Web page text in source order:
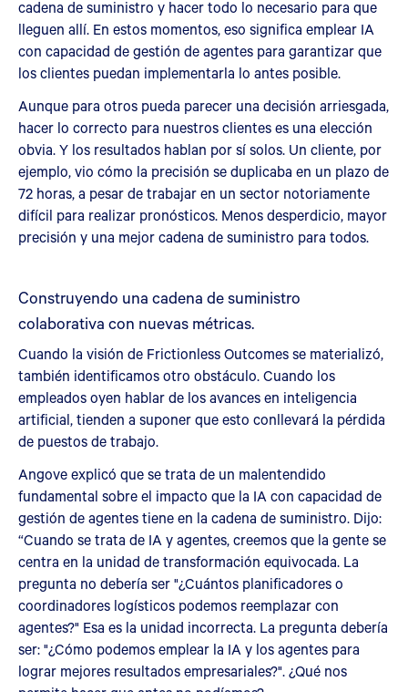
cadena de suministro y hacer todo lo necesario para que
lleguen allí. En estos momentos, eso significa emplear IA
con capacidad de gestión de agentes para garantizar que
los clientes puedan implementarla lo antes posible.
Aunque para otros pueda parecer una decisión arriesgada,
hacer lo correcto para nuestros clientes es una elección
obvia. Y los resultados hablan por sí solos. Un cliente, por
ejemplo, vio cómo la precisión se duplicaba en un plazo de
72 horas, a pesar de trabajar en un sector notoriamente
difícil para realizar pronósticos. Menos desperdicio, mayor
precisión y una mejor cadena de suministro para todos.
Construyendo una cadena de suministro
colaborativa con nuevas métricas.
Cuando la visión de Frictionless Outcomes se materializó,
también identificamos otro obstáculo. Cuando los
empleados oyen hablar de los avances en inteligencia
artificial, tienden a suponer que esto conllevará la pérdida
de puestos de trabajo.
Angove explicó que se trata de un malentendido
fundamental sobre el impacto que la IA con capacidad de
gestión de agentes tiene en la cadena de suministro. Dijo:
“Cuando se trata de IA y agentes, creemos que la gente se
centra en la unidad de transformación equivocada. La
pregunta no debería ser "¿Cuántos planificadores o
coordinadores logísticos podemos reemplazar con
agentes?" Esa es la unidad incorrecta. La pregunta debería
ser: "¿Cómo podemos emplear la IA y los agentes para
lograr mejores resultados empresariales?". ¿Qué nos